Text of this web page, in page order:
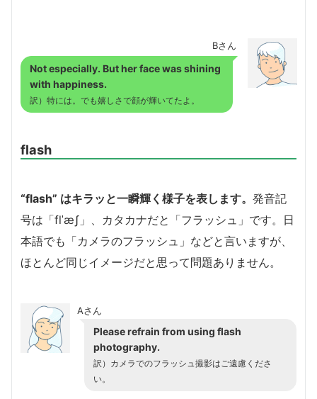
Bさん
Not especially. But her face was shining
with happiness.
訳）特には。でも嬉しさで顔が輝いてたよ。
flash
“flash” はキラッと一瞬輝く様子を表します。 発音記
号は「flˈæʃ」、カタカナだと「フラッシュ」です。日
本語でも「カメラのフラッシュ」などと言いますが、
ほとんど同じイメージだと思って問題ありません。
Aさん
Please refrain from using flash
photography.
訳）カメラでのフラッシュ撮影はご遠慮くださ
い。